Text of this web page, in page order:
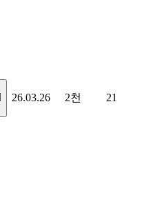
26.03.26 2천 21